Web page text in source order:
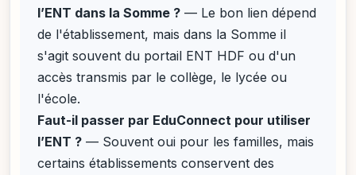
l’ENT dans la Somme ? — Le bon lien dépend
de l'établissement, mais dans la Somme il
s'agit souvent du portail ENT HDF ou d'un
accès transmis par le collège, le lycée ou
l'école.
Faut-il passer par EduConnect pour utiliser
l’ENT ? — Souvent oui pour les familles, mais
certains établissements conservent des